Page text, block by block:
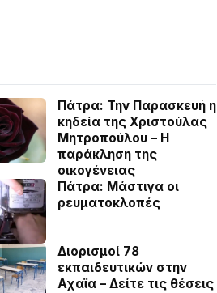
Πάτρα: Την Παρασκευή η
κηδεία της Χριστούλας
Μητροπούλου – Η
παράκληση της
οικογένειας
Πάτρα: Μάστιγα οι
ρευµατοκλοπές
Διορισμοί 78
εκπαιδευτικών στην
Αχαϊα – Δείτε τις θέσεις